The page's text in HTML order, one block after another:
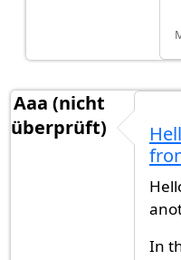
Aaa (nicht
überprüft)
In